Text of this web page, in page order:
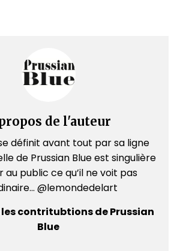
de l'auteur
définit avant tout par sa ligne
de Prussian Blue est singulière
au public ce qu’il ne voit pas
@lemondedelart
contritubtions de Prussian
Blue